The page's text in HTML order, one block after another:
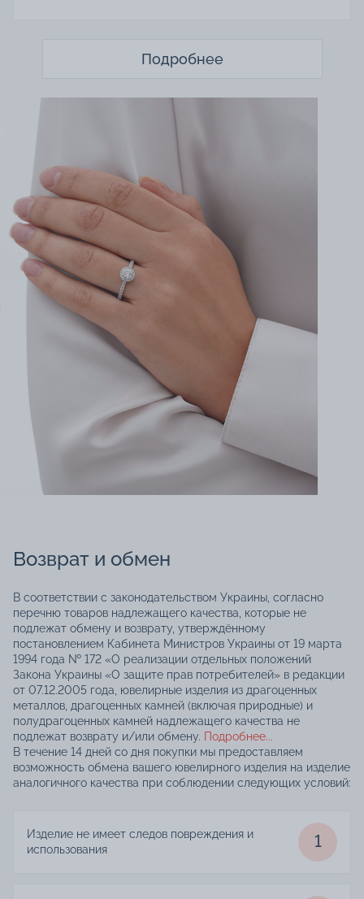
Подробнее
Возврат и обмен
В соответствии с законодательством Украины, согласно
перечню товаров надлежащего качества, которые не
подлежат обмену и возврату, утверждённому
постановлением Кабинета Министров Украины от 19 марта
1994 года № 172 «О реализации отдельных положений
Закона Украины «О защите прав потребителей» в редакции
от 07.12.2005 года, ювелирные изделия из драгоценных
металлов, драгоценных камней (включая природные) и
полудрагоценных камней надлежащего качества не
подлежат возврату и/или обмену. Подробнее...
В течение 14 дней со дня покупки мы предоставляем
возможность обмена вашего ювелирного изделия на изделие
аналогичного качества при соблюдении следующих условий:
Изделие не имеет следов повреждения и
использования
1